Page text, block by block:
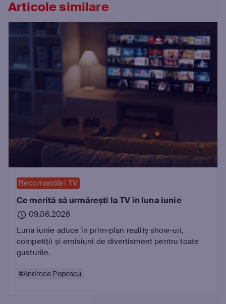
Articole similare
Recomandări TV
Ce merită să urmărești la TV în luna iunie
09.06.2026
Luna iunie aduce în prim-plan reality show-uri,
competiții și emisiuni de divertisment pentru toate
gusturile.
#Andreea Popescu